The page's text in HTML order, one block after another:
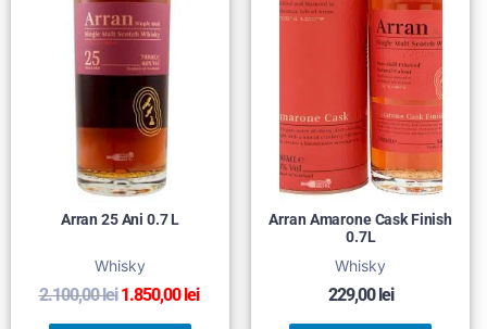
Arran 25 Ani 0.7 L
Whisky
2.100,00lei 1.850,00lei
Arran Amarone Cask Finish
0.7L
Whisky
229,00lei